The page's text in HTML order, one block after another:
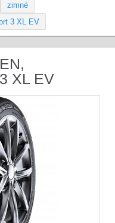
zimné
3 XL EV
XL EV